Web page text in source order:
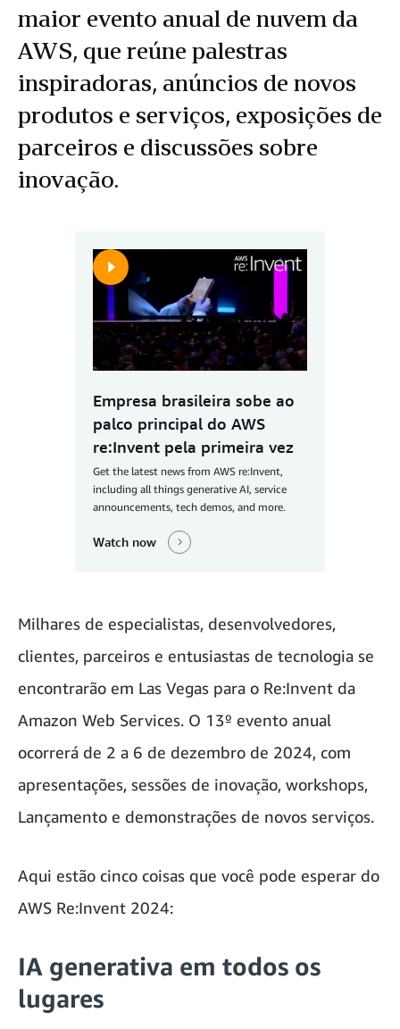
maior evento anual de nuvem da
AWS, que reúne palestras
inspiradoras, anúncios de novos
produtos e serviços, exposições de
parceiros e discussões sobre
inovação.
Empresa brasileira sobe ao
palco principal do AWS
re:Invent pela primeira vez
Get the latest news from AWS re:Invent,
including all things generative AI, service
announcements, tech demos, and more.
Watch now
Milhares de especialistas, desenvolvedores,
clientes, parceiros e entusiastas de tecnologia se
encontrarão em Las Vegas para o Re:Invent da
Amazon Web Services. O 13º evento anual
ocorrerá de 2 a 6 de dezembro de 2024, com
apresentações, sessões de inovação, workshops,
Lançamento e demonstrações de novos serviços.
Aqui estão cinco coisas que você pode esperar do
AWS Re:Invent 2024:
IA generativa em todos os
lugares